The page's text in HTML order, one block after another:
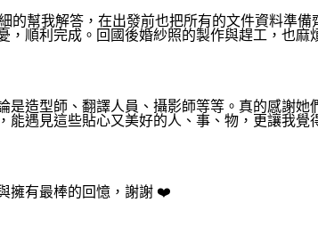
的幫我解答，在出發前也把所有的文件資料準備
順利完成。回國後婚紗照的製作與趕工，也麻
造型師、翻譯人員、攝影師等等。真的感謝她
遇見這些貼心又美好的人、事、物，更讓我覺
擁有最棒的回憶，謝謝 ❤️